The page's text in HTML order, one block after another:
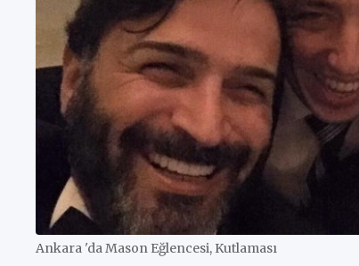
Ankara 'da Mason Eğlencesi, Kutlaması